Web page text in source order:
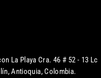
La Playa Cra. 46 # 52 - 13 Lc
Antioquia, Colombia.